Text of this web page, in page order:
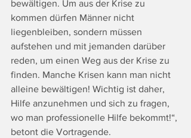
bewältigen. Um aus der Krise zu
kommen dürfen Männer nicht
liegenbleiben, sondern müssen
aufstehen und mit jemanden darüber
reden, um einen Weg aus der Krise zu
finden. Manche Krisen kann man nicht
alleine bewältigen! Wichtig ist daher,
Hilfe anzunehmen und sich zu fragen,
wo man professionelle Hilfe bekommt!“,
betont die Vortragende.